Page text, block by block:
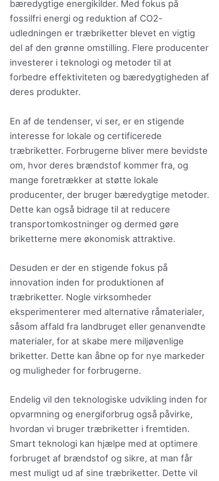
bæredygtige energikilder. Med fokus på
fossilfri energi og reduktion af CO2-
udledningen er træbriketter blevet en vigtig
del af den grønne omstilling. Flere producenter
investerer i teknologi og metoder til at
forbedre effektiviteten og bæredygtigheden af
deres produkter.
En af de tendenser, vi ser, er en stigende
interesse for lokale og certificerede
træbriketter. Forbrugerne bliver mere bevidste
om, hvor deres brændstof kommer fra, og
mange foretrækker at støtte lokale
producenter, der bruger bæredygtige metoder.
Dette kan også bidrage til at reducere
transportomkostninger og dermed gøre
briketterne mere økonomisk attraktive.
Desuden er der en stigende fokus på
innovation inden for produktionen af
træbriketter. Nogle virksomheder
eksperimenterer med alternative råmaterialer,
såsom affald fra landbruget eller genanvendte
materialer, for at skabe mere miljøvenlige
briketter. Dette kan åbne op for nye markeder
og muligheder for forbrugerne.
Endelig vil den teknologiske udvikling inden for
opvarmning og energiforbrug også påvirke,
hvordan vi bruger træbriketter i fremtiden.
Smart teknologi kan hjælpe med at optimere
forbruget af brændstof og sikre, at man får
mest muligt ud af sine træbriketter. Dette vil